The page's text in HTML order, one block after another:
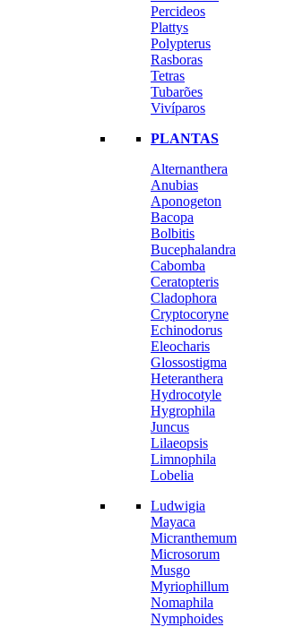
Percideos
Plattys
Polypterus
Rasboras
Tetras
Tubarões
Vivíparos
PLANTAS
Alternanthera
Anubias
Aponogeton
Bacopa
Bolbitis
Bucephalandra
Cabomba
Ceratopteris
Cladophora
Cryptocoryne
Echinodorus
Eleocharis
Glossostigma
Heteranthera
Hydrocotyle
Hygrophila
Juncus
Lilaeopsis
Limnophila
Lobelia
Ludwigia
Mayaca
Micranthemum
Microsorum
Musgo
Myriophillum
Nomaphila
Nymphoides